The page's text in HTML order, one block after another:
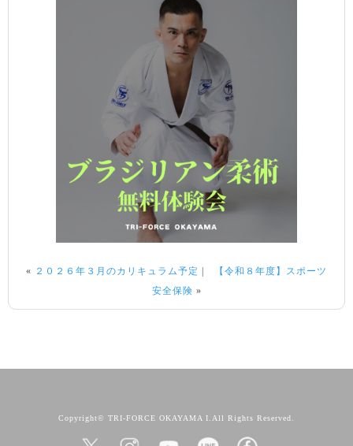
« ２０２６年３月のカリキュラム予定 |
【令和８年度】スポーツ
安全保険 »
Copyright© TRI-FORCE OKAYAMA I.All Rights Reserved.